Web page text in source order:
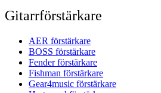
Gitarrförstärkare
AER förstärkare
BOSS förstärkare
Fender förstärkare
Fishman förstärkare
Gear4music förstärkare